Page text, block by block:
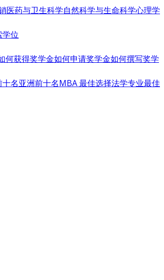
医药与卫生科学自然科学与生命科学心理学
学位
何获得奖学金如何申请奖学金如何撰写奖学
十名亚洲前十名MBA 最佳选择法学专业最佳